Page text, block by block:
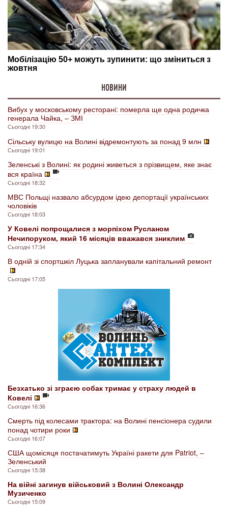
НОВИНИ
Вибух у московському ресторані: померла ще одна родичка
генерала Чайка, – ЗМІ
Сьогодні 19:30
Сільську вулицю на Волині відремонтують за понад 9 млн
Сьогодні 19:01
Зеленські з Волині: як родині живеться з прізвищем, яке знає
вся країна
Сьогодні 18:32
МВС Польщі назвало абсурдом ідею депортації українських
чоловіків
Сьогодні 18:03
У Ковелі попрощалися з морпіхом Русланом
Нечипоруком, який 16 місяців вважався зниклим
Сьогодні 17:34
В одній зі спортшкіл Луцька запланували капітальний ремонт
Сьогодні 17:05
Безхатько зі зграєю собак тримає у страху людей в
Ковелі
Сьогодні 16:36
Смерть під колесами трактора: на Волині пенсіонера судили
понад чотири роки
Сьогодні 16:07
США щомісяця постачатимуть Україні ракети для Patriot, –
Зеленський
Сьогодні 15:38
На війні загинув військовий з Волині Олександр
Музиченко
Сьогодні 15:09